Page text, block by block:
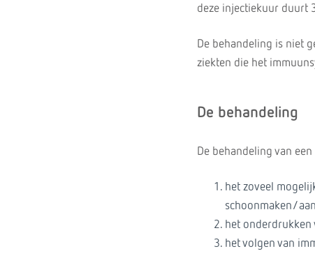
deze injectiekuur duurt
De behandeling is niet
ziekten die het
De behandeling
De behandeling van
het zoveel
schoonmaken/
het onderdrukken
het volgen van